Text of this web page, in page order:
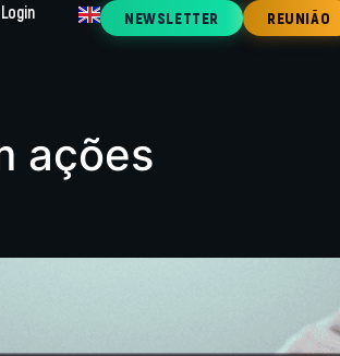
Login NEWSLETTER REUNIÃO
ações